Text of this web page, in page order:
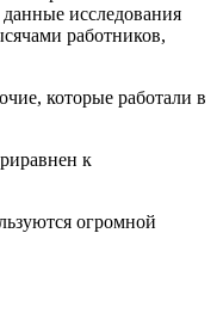
данные исследования
работников,
которые работали в
к
огромной